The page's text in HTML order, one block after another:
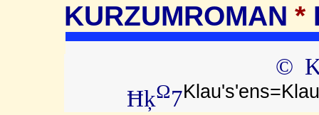
KURZUMROMAN *
©
ĦķΩ7